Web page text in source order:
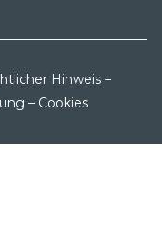
Hinweis –
– Cookies